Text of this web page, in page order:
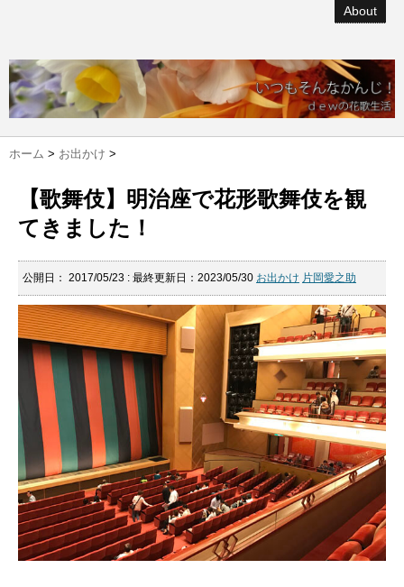
About
ホーム > お出かけ >
【歌舞伎】明治座で花形歌舞伎を観
てきました！
公開日： 2017/05/23 : 最終更新日：2023/05/30 お出かけ 片岡愛之助